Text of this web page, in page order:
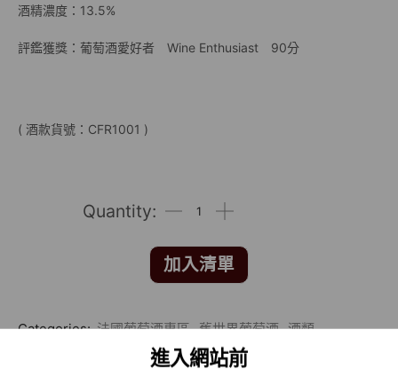
進入網站前
酒精濃度：13.5%
評鑑獲獎：葡萄酒愛好者 Wine Enthusiast 90分
( 酒款貨號：CFR1001 )
加入清單
Categories:法國葡萄酒專區,舊世界葡萄酒,酒類
Domaine de Cabasse